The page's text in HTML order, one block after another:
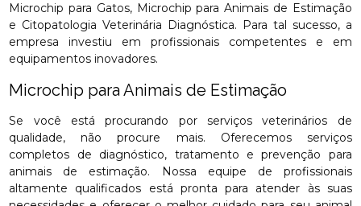
Microchip para Gatos, Microchip para Animais de Estimação
e Citopatologia Veterinária Diagnóstica. Para tal sucesso, a
empresa investiu em profissionais competentes e em
equipamentos inovadores.
Microchip para Animais de Estimação
Se você está procurando por serviços veterinários de
qualidade, não procure mais. Oferecemos serviços
completos de diagnóstico, tratamento e prevenção para
animais de estimação. Nossa equipe de profissionais
altamente qualificados está pronta para atender às suas